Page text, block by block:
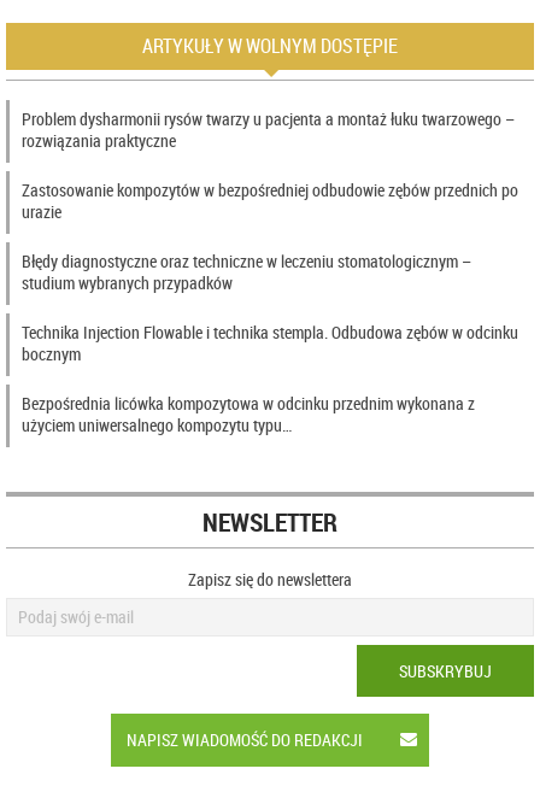
ARTYKUŁY W WOLNYM DOSTĘPIE
Problem dysharmonii rysów twarzy u pacjenta a montaż łuku twarzowego –
rozwiązania praktyczne
Zastosowanie kompozytów w bezpośredniej odbudowie zębów przednich po
urazie
Błędy diagnostyczne oraz techniczne w leczeniu stomatologicznym –
studium wybranych przypadków
Technika Injection Flowable i technika stempla. Odbudowa zębów w odcinku
bocznym
Bezpośrednia licówka kompozytowa w odcinku przednim wykonana z
użyciem uniwersalnego kompozytu typu…
NEWSLETTER
Zapisz się do newslettera
SUBSKRYBUJ
NAPISZ WIADOMOŚĆ DO REDAKCJI